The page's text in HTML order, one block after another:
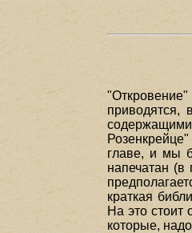
приводятся,
главе, и мы
напечатан (в
краткая
На это стоит
которые,